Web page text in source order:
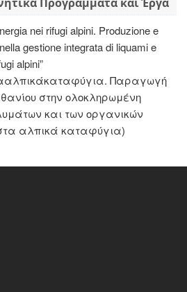
nei rifugi alpini. Produzione e
gestione integrata di liquami e
alpini”
Παραγωγή
στην ολοκληρωμένη
και των οργανικών
αλπικά καταφύγια)